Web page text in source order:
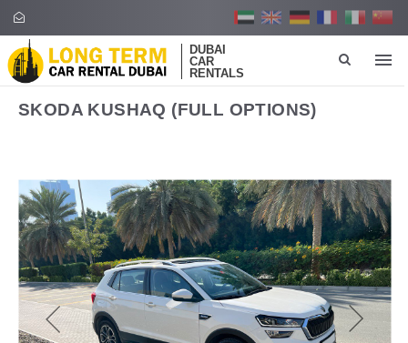
DUBAI
CAR
RENTALS
SKODA KUSHAQ (FULL OPTIONS)